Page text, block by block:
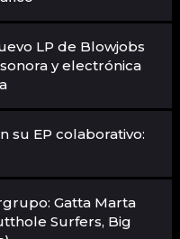
LP de Blowjobs
y electrónica
su EP colaborativo:
Gatta Marta
Surfers, Big